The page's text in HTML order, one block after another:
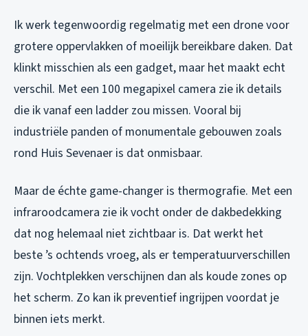
Ik werk tegenwoordig regelmatig met een drone voor
grotere oppervlakken of moeilijk bereikbare daken. Dat
klinkt misschien als een gadget, maar het maakt echt
verschil. Met een 100 megapixel camera zie ik details
die ik vanaf een ladder zou missen. Vooral bij
industriële panden of monumentale gebouwen zoals
rond Huis Sevenaer is dat onmisbaar.
Maar de échte game-changer is thermografie. Met een
infraroodcamera zie ik vocht onder de dakbedekking
dat nog helemaal niet zichtbaar is. Dat werkt het
beste ’s ochtends vroeg, als er temperatuurverschillen
zijn. Vochtplekken verschijnen dan als koude zones op
het scherm. Zo kan ik preventief ingrijpen voordat je
binnen iets merkt.